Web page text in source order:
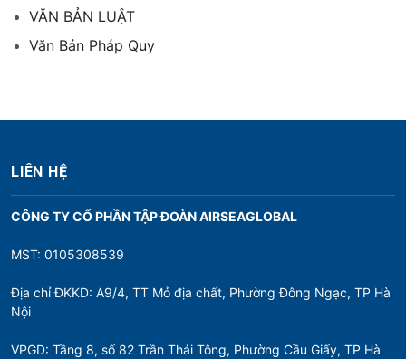
VĂN BẢN LUẬT
Văn Bản Pháp Quy
LIÊN HỆ
CÔNG TY CỔ PHẦN TẬP ĐOÀN AIRSEAGLOBAL
MST: 0105308539
Địa chỉ ĐKKD: A9/4, TT Mỏ địa chất, Phường Đông Ngạc, TP Hà
Nội
VPGD: Tầng 8, số 82 Trần Thái Tông, Phường Cầu Giấy, TP Hà